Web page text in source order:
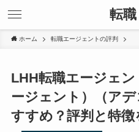
転
ホーム 転職エージェントの評判
LHH転職エージェ
ージェント）（ア
すすめ？評判と特徴